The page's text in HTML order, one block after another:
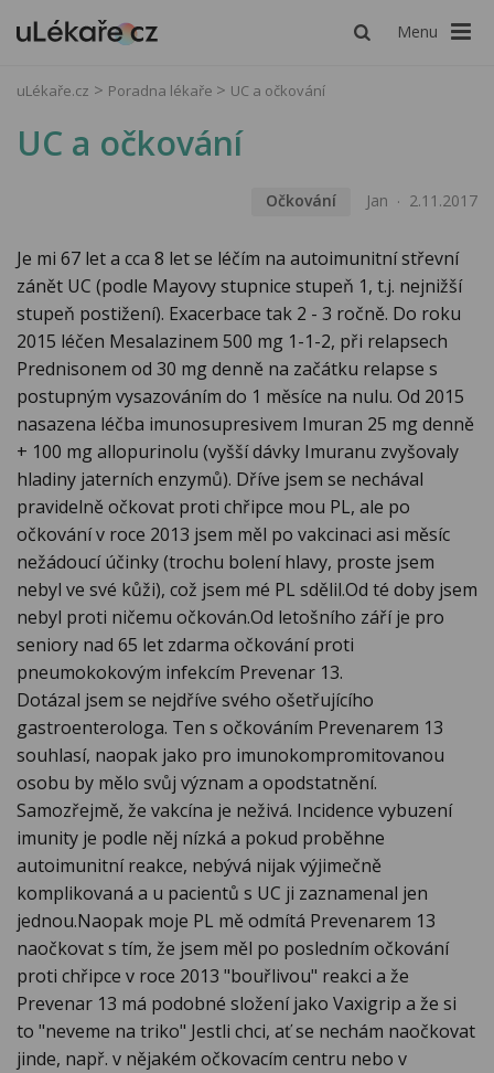
Menu
uLékaře.cz Poradna lékaře UC a očkování
UC a očkování
Očkování Jan 2.11.2017
Je mi 67 let a cca 8 let se léčím na autoimunitní střevní
zánět UC (podle Mayovy stupnice stupeň 1, t.j. nejnižší
stupeň postižení). Exacerbace tak 2 - 3 ročně. Do roku
2015 léčen Mesalazinem 500 mg 1-1-2, při relapsech
Prednisonem od 30 mg denně na začátku relapse s
postupným vysazováním do 1 měsíce na nulu. Od 2015
nasazena léčba imunosupresivem Imuran 25 mg denně
+ 100 mg allopurinolu (vyšší dávky Imuranu zvyšovaly
hladiny jaterních enzymů). Dříve jsem se nechával
pravidelně očkovat proti chřipce mou PL, ale po
očkování v roce 2013 jsem měl po vakcinaci asi měsíc
nežádoucí účinky (trochu bolení hlavy, proste jsem
nebyl ve své kůži), což jsem mé PL sdělil.Od té doby jsem
nebyl proti ničemu očkován.Od letošního září je pro
seniory nad 65 let zdarma očkování proti
pneumokokovým infekcím Prevenar 13.
Dotázal jsem se nejdříve svého ošetřujícího
gastroenterologa. Ten s očkováním Prevenarem 13
souhlasí, naopak jako pro imunokompromitovanou
osobu by mělo svůj význam a opodstatnění.
Samozřejmě, že vakcína je neživá. Incidence vybuzení
imunity je podle něj nízká a pokud proběhne
autoimunitní reakce, nebývá nijak výjimečně
komplikovaná a u pacientů s UC ji zaznamenal jen
jednou.Naopak moje PL mě odmítá Prevenarem 13
naočkovat s tím, že jsem měl po posledním očkování
proti chřipce v roce 2013 "bouřlivou" reakci a že
Prevenar 13 má podobné složení jako Vaxigrip a že si
to "neveme na triko" Jestli chci, ať se nechám naočkovat
jinde, např. v nějakém očkovacím centru nebo v